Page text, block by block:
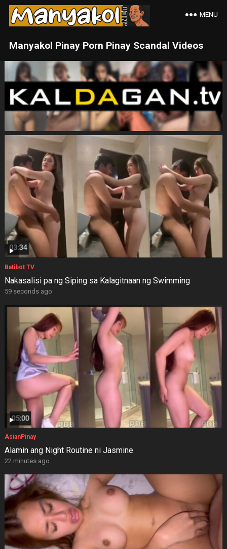
Manyakol Pinay Porn Pinay Scandal Videos
MENU
Batibot TV
Nakasalisi pa ng Siping sa Kalagitnaan ng Swimming
59 seconds ago
AsianPinay
Alamin ang Night Routine ni Jasmine
22 minutes ago